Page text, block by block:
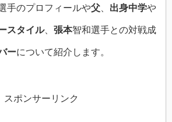
手のプロフィールや父 出身中学や
スタイル、 張本智和選手との対戦成
ーについて紹介します。
スポンサーリンク